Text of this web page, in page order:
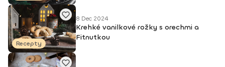
Recepty
8 Dec 2024
Krehké vanilkové rožky s orechmi a
Fitnutkou